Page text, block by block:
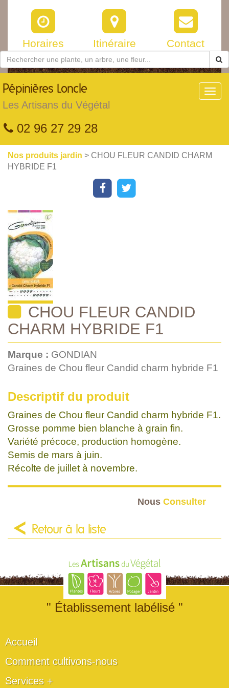
Horaires Itinéraire Contact
Pépinières Loncle
Les Artisans du Végétal
02 96 27 29 28
Nos produits jardin > CHOU FLEUR CANDID CHARM
HYBRIDE F1
CHOU FLEUR CANDID
CHARM HYBRIDE F1
Marque : GONDIAN
Graines de Chou fleur Candid charm hybride F1
Descriptif du produit
Graines de Chou fleur Candid charm hybride F1.
Grosse pomme bien blanche à grain fin.
Variété précoce, production homogène.
Semis de mars à juin.
Récolte de juillet à novembre.
Nous Consulter
Retour à la liste
" Établissement labélisé "
Accueil
Comment cultivons-nous
Services +